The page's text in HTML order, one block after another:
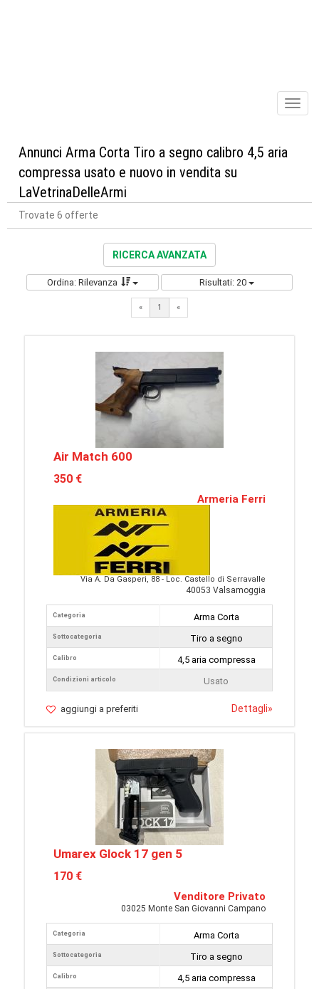
Annunci Arma Corta Tiro a segno calibro 4,5 aria
compressa usato e nuovo in vendita su
LaVetrinaDelleArmi
Trovate 6 offerte
RICERCA AVANZATA
Ordina: Rilevanza Risultati: 20
« 1 «
Air Match 600
350 €
Armeria Ferri
Via A. Da Gasperi, 88 - Loc. Castello di Serravalle
40053 Valsamoggia
Categoria
Sottocategoria
Calibro
Condizioni articolo
Arma Corta
Tiro a segno
4,5 aria compressa
Usato
aggiungi a preferiti Dettagli»
Umarex Glock 17 gen 5
170 €
Venditore Privato
03025 Monte San Giovanni Campano
Categoria
Sottocategoria
Calibro
Arma Corta
Tiro a segno
4,5 aria compressa